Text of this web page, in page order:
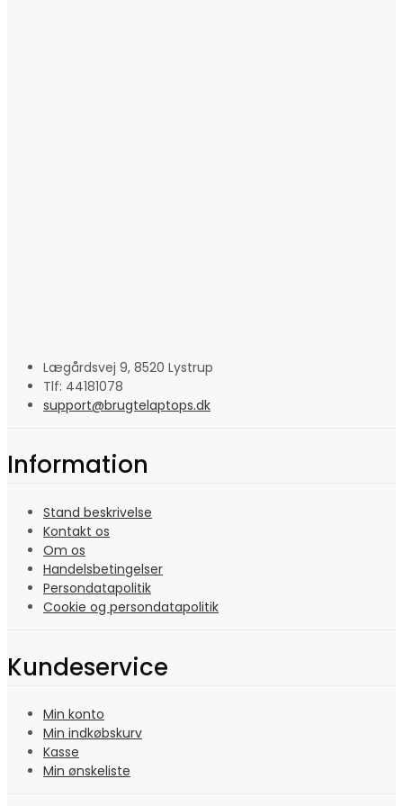
Lægårdsvej 9, 8520 Lystrup
Tlf: 44181078
support@brugtelaptops.dk
Information
Stand beskrivelse
Kontakt os
Om os
Handelsbetingelser
Persondatapolitik
Cookie og persondatapolitik
Kundeservice
Min konto
Min indkøbskurv
Kasse
Min ønskeliste